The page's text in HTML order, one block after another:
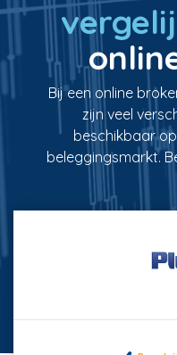
Bij een online
zijn veel
beschikbaar
beleggingsmarkt.